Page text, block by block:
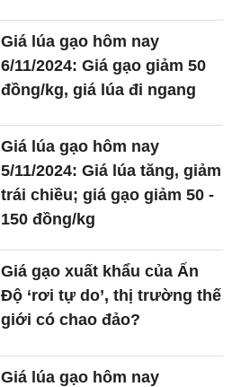
Giá lúa gạo hôm nay
6/11/2024: Giá gạo giảm 50
đồng/kg, giá lúa đi ngang
Giá lúa gạo hôm nay
5/11/2024: Giá lúa tăng, giảm
trái chiều; giá gạo giảm 50 -
150 đồng/kg
Giá gạo xuất khẩu của Ấn
Độ ‘rơi tự do’, thị trường thế
giới có chao đảo?
Giá lúa gạo hôm nay